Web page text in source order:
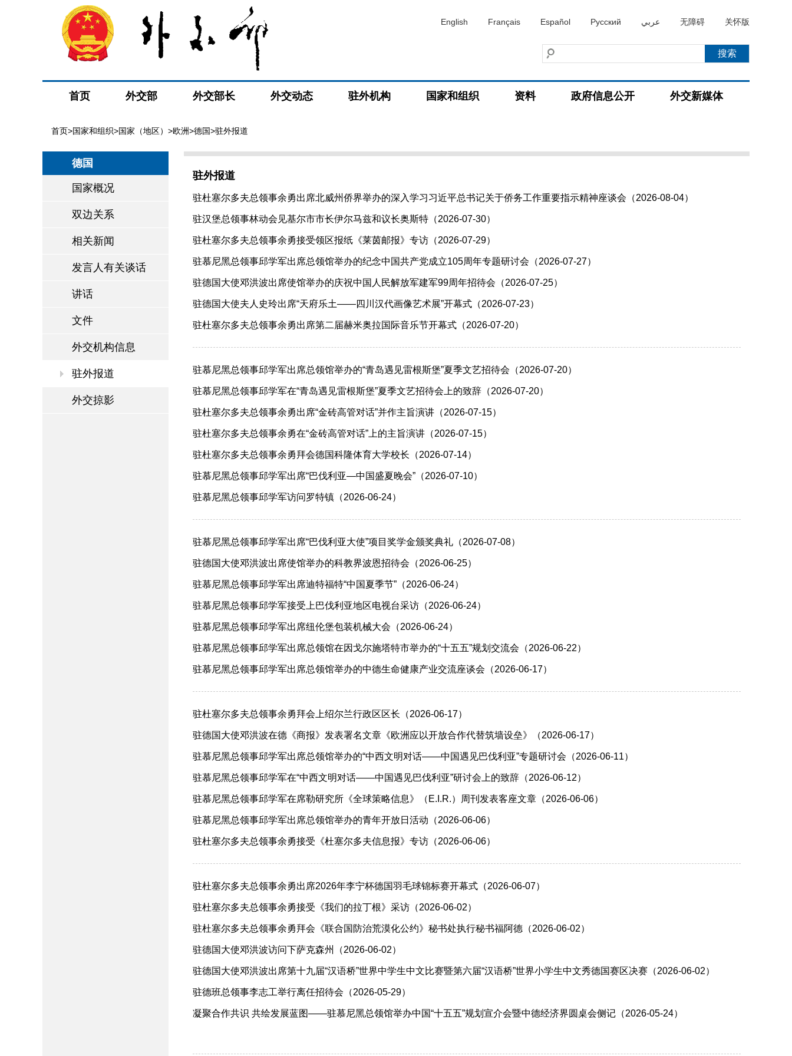
English Français Español Русский عربي 无障碍 关怀版
首页 外交部 外交部长 外交动态 驻外机构 国家和组织 资料 政府信息公开 外交新媒体
首页>国家和组织>国家（地区） >欧洲>德国>驻外报道
德国
国家概况
双边关系
相关新闻
发言人有关谈话
讲话
文件
外交机构信息
驻外报道
外交掠影
驻外报道
驻杜塞尔多夫总领事余勇出席北威州侨界举办的深入学习习近平总书记关于侨务工作重要指示精神座谈会（2026-08-04）
驻汉堡总领事林动会见基尔市市长伊尔马兹和议长奥斯特（2026-07-30）
驻杜塞尔多夫总领事余勇接受领区报纸《莱茵邮报》专访（2026-07-29）
驻慕尼黑总领事邱学军出席总领馆举办的纪念中国共产党成立105周年专题研讨会（2026-07-27）
驻德国大使邓洪波出席使馆举办的庆祝中国人民解放军建军99周年招待会（2026-07-25）
驻德国大使夫人史玲出席“天府乐土——四川汉代画像艺术展”开幕式（2026-07-23）
驻杜塞尔多夫总领事余勇出席第二届赫米奥拉国际音乐节开幕式（2026-07-20）
驻慕尼黑总领事邱学军​出席总领馆举办的“青岛遇见雷根斯堡”夏季文艺招待会（2026-07-20）
驻慕尼黑总领事邱学军在“青岛遇见雷根斯堡”夏季文艺招待会上的致辞（2026-07-20）
驻杜塞尔多夫总领事余勇出席“金砖高管对话”并作主旨演讲（2026-07-15）
驻杜塞尔多夫总领事余勇在“金砖高管对话”上的主旨演讲（2026-07-15）
驻杜塞尔多夫总领事余勇拜会德国科隆体育大学校长（2026-07-14）
驻慕尼黑总领事邱学军出席“巴伐利亚—中国盛夏晚会”（2026-07-10）
驻慕尼黑总领事邱学军访问罗特镇（2026-06-24）
驻慕尼黑总领事邱学军出席“巴伐利亚大使”项目奖学金颁奖典礼（2026-07-08）
驻德国大使邓洪波出席使馆举办的科教界波恩招待会（2026-06-25）
驻慕尼黑总领事邱学军出席迪特福特“中国夏季节”（2026-06-24）
驻慕尼黑总领事邱学军接受上巴伐利亚地区电视台采访（2026-06-24）
驻慕尼黑总领事邱学军出席纽伦堡包装机械大会（2026-06-24）
驻慕尼黑总领事邱学军出席总领馆在因戈尔施塔特市举办的“十五五”规划交流会（2026-06-22）
驻慕尼黑总领事邱学军出席总领馆举办的中德生命健康产业交流座谈会（2026-06-17）
驻杜塞尔多夫总领事余勇拜会上绍尔兰行政区区长（2026-06-17）
驻德国大使邓洪波在德《商报》发表署名文章《欧洲应以开放合作代替筑墙设垒》 （2026-06-17）
驻慕尼黑总领事邱学军出席总领馆举办的“中西文明对话——中国遇见巴伐利亚”专题研讨会（2026-06-11）
驻慕尼黑总领事邱学军在“中西文明对话——中国遇见巴伐利亚”研讨会上的致辞（2026-06-12）
驻慕尼黑总领事邱学军在席勒研究所《全球策略信息》（E.I.R.）周刊发表客座文章（2026-06-06）
驻慕尼黑总领事邱学军出席总领馆举办的青年开放日活动（2026-06-06）
驻杜塞尔多夫总领事余勇接受《杜塞尔多夫信息报》专访（2026-06-06）
驻杜塞尔多夫总领事余勇出席2026年李宁杯德国羽毛球锦标赛开幕式（2026-06-07）
驻杜塞尔多夫总领事余勇接受《我们的拉丁根》采访（2026-06-02）
驻杜塞尔多夫总领事余勇拜会《联合国防治荒漠化公约》秘书处执行秘书福阿德（2026-06-02）
驻德国大使邓洪波访问下萨克森州（2026-06-02）
驻德国大使邓洪波出席第十九届“汉语桥”世界中学生中文比赛暨第六届“汉语桥”世界小学生中文秀德国赛区决赛（2026-06-02）
驻德班总领事李志工举行离任招待会（2026-05-29）
凝聚合作共识 共绘发展蓝图——驻慕尼黑总领馆举办中国“十五五”规划宣介会暨中德经济界圆桌会侧记（2026-05-24）